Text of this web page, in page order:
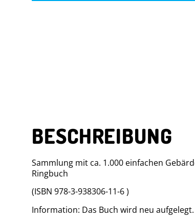
BESCHREIBUNG
Sammlung mit ca. 1.000 einfachen
Ringbuch
(ISBN 978-3-938306-11-6 )
Information: Das Buch wird neu